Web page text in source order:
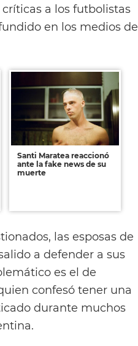
a los futbolistas
en los medios de
Santi Maratea reaccionó
ante la fake news de su
muerte
las esposas de
a defender a sus
es el de
confesó tener una
durante muchos